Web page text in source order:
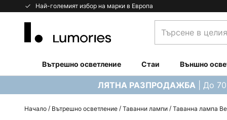
Най-големият избор на марки в Европа
Прескачане
магазин...
Вътрешно осветление Стаи Външно
ЛЯТНА РАЗПРОДАЖБА | До
Начало Вътрешно осветление Таванни лампи Таванна лампа